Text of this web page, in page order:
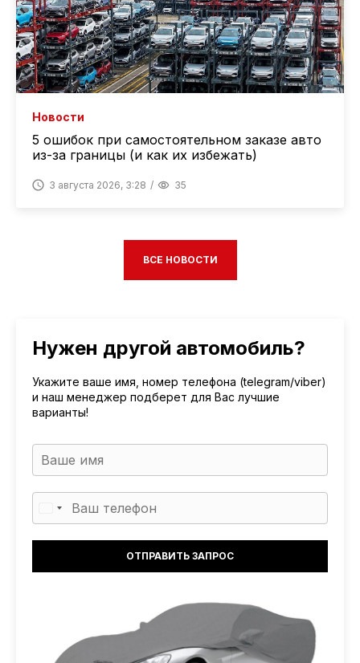
Новости
5 ошибок при самостоятельном заказе авто
из-за границы (и как их избежать)
3 августа 2026, 3:28 35
ВСЕ НОВОСТИ
Нужен другой автомобиль?
Укажите ваше имя, номер телефона (telegram/viber)
и наш менеджер подберет для Вас лучшие
варианты!